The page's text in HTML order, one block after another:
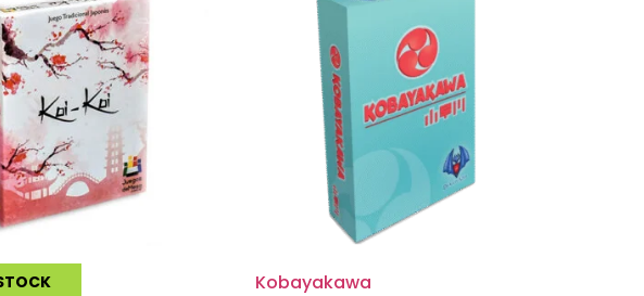
Kobayakawa